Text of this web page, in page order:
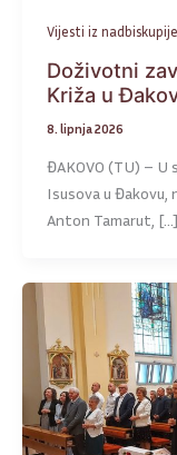
Vijesti iz nadbiskupije
Doživotni
Križa u
8. lipnja 2026
ĐAKOVO (TU) – U
Isusova u Đakovu,
Anton Tamarut, […]